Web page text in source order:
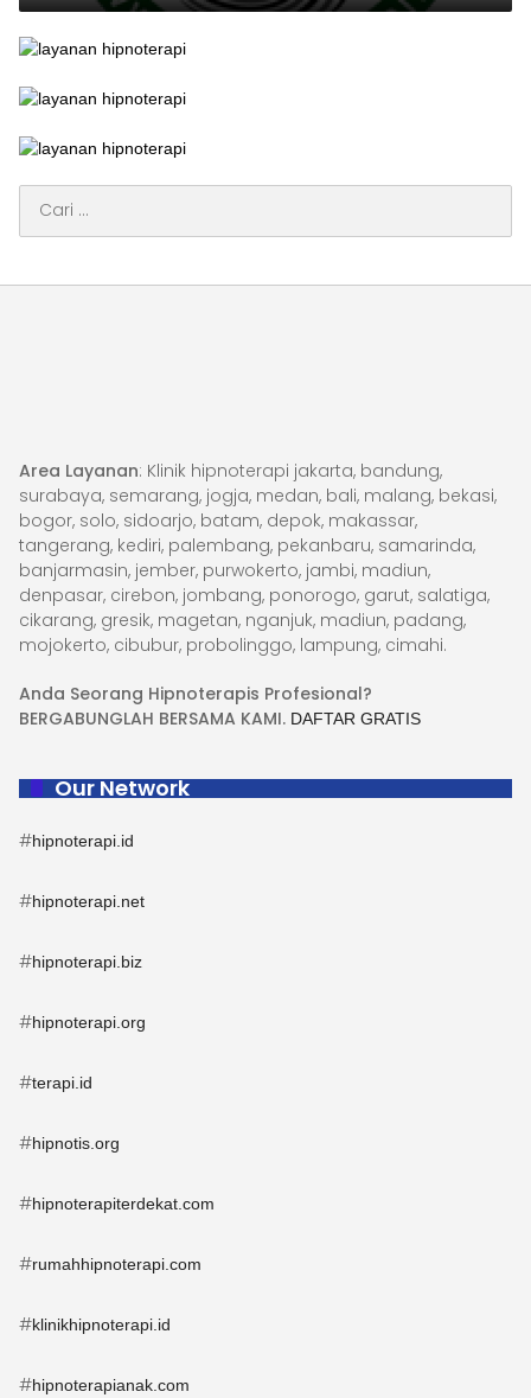
untuk:
Area Layanan: Klinik hipnoterapi jakarta, bandung,
surabaya, semarang, jogja, medan, bali, malang, bekasi,
bogor, solo, sidoarjo, batam, depok, makassar,
tangerang, kediri, palembang, pekanbaru, samarinda,
banjarmasin, jember, purwokerto, jambi, madiun,
denpasar, cirebon, jombang, ponorogo, garut, salatiga,
cikarang, gresik, magetan, nganjuk, madiun, padang,
mojokerto, cibubur, probolinggo, lampung, cimahi.
Anda Seorang Hipnoterapis Profesional?
BERGABUNGLAH BERSAMA KAMI. DAFTAR GRATIS
Our Network
#hipnoterapi.id
#hipnoterapi.net
#hipnoterapi.biz
#hipnoterapi.org
#terapi.id
#hipnotis.org
#hipnoterapiterdekat.com
#rumahhipnoterapi.com
#klinikhipnoterapi.id
#hipnoterapianak.com